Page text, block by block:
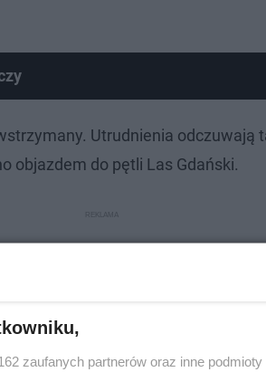
Utrudnienia
objazdem do pętli Las Gdański.
zaufanych partnerów oraz inne